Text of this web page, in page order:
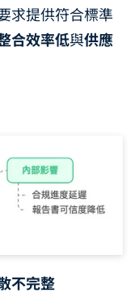
求提供符合標準
合效率低與供應
不完整